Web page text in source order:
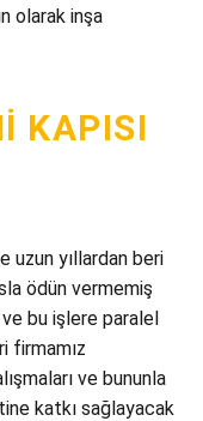
olarak inşa
KAPISI
uzun yıllardan beri
ödün vermemiş
ve bu işlere paralel
firmamız
ve bununla
katkı sağlayacak